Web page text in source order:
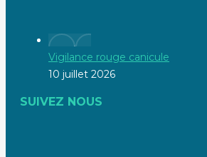
Vigilance rouge canicule
10 juillet 2026
SUIVEZ NOUS